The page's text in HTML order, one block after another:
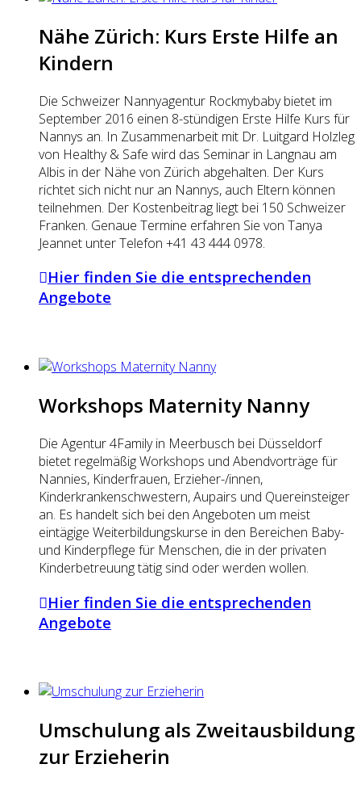
Nähe Zürich: Kurs Erste Hilfe an
Kindern
Die Schweizer Nannyagentur Rockmybaby bietet im
September 2016 einen 8-stündigen Erste Hilfe Kurs für
Nannys an. In Zusammenarbeit mit Dr. Luitgard Holzleg
von Healthy & Safe wird das Seminar in Langnau am
Albis in der Nähe von Zürich abgehalten. Der Kurs
richtet sich nicht nur an Nannys, auch Eltern können
teilnehmen. Der Kostenbeitrag liegt bei 150 Schweizer
Franken. Genaue Termine erfahren Sie von Tanya
Jeannet unter Telefon +41 43 444 0978.
Hier finden Sie die entsprechenden
Angebote
Workshops Maternity Nanny
Die Agentur 4Family in Meerbusch bei Düsseldorf
bietet regelmäßig Workshops und Abendvorträge für
Nannies, Kinderfrauen, Erzieher-/innen,
Kinderkrankenschwestern, Aupairs und Quereinsteiger
an. Es handelt sich bei den Angeboten um meist
eintägige Weiterbildungskurse in den Bereichen Baby-
und Kinderpflege für Menschen, die in der privaten
Kinderbetreuung tätig sind oder werden wollen.
Hier finden Sie die entsprechenden
Angebote
Umschulung als Zweitausbildung
zur Erzieherin